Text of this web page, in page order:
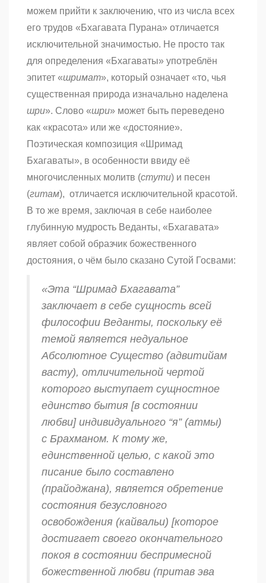
можем прийти к заключению, что из числа всех
его трудов «Бхагавата Пурана» отличается
исключительной значимостью. Не просто так
для определения «Бхагаваты» употреблён
эпитет «шримат», который означает «то, чья
существенная природа изначально наделена
шри». Слово «шри» может быть переведено
как «красота» или же «достояние».
Поэтическая композиция «Шримад
Бхагаваты», в особенности ввиду её
многочисленных молитв (стути) и песен
(гитам), отличается исключительной красотой.
В то же время, заключая в себе наиболее
глубинную мудрость Веданты, «Бхагавата»
являет собой образчик божественного
достояния, о чём было сказано Сутой Госвами:
«Эта “Шримад Бхагавата”
заключает в себе сущность всей
философии Веданты, поскольку её
темой является недуальное
Абсолютное Существо (адвитийам
васту), отличительной чертой
которого выступает сущностное
единство бытия [в состоянии
любви] индивидуального “я” (атмы)
с Брахманом. К тому же,
единственной целью, с какой это
писание было составлено
(прайоджана), является обретение
состояния безусловного
освобождения (кайвальи) [которое
достигает своего окончательного
покоя в состоянии беспримесной
божественной любви (притав эва